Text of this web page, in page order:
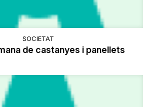
SOCIETAT
de castanyes i panellets